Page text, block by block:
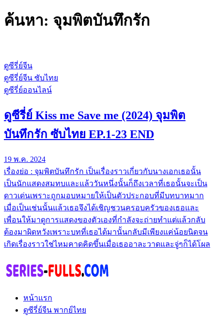
ค้นหา: จุมพิตบันทึกรัก
ดูซีรี่ย์จีน
ดูซีรี่ย์จีน ซับไทย
ดูซีรี่ย์ออนไลน์
ดูซีรี่ย์ Kiss me Save me (2024) จุมพิต
บันทึกรัก ซับไทย EP.1-23 END
19 พ.ค. 2024
เรื่องย่อ : จุมพิตบันทึกรัก เป็นเรื่องราวเกี่ยวกับนางเอกเธอนั้น
เป็นนักแสดงสมทบและแล้ววันหนึ่งนั้นก็ถึงเวลาที่เธอนั้นจะเป็น
ดาวเด่นเพราะถูกมอบหมายให้เป็นตัวประกอบที่มีบทบาทมาก
เมื่อเป็นเช่นนั้นแล้วเธอจึงได้เชิญชวนครอบครัวของเธอและ
เพื่อนให้มาดูการแสดงของตัวเองที่กำลังจะถ่ายทำแต่แล้วกลับ
ต้องมาผิดหวังเพราะบทที่เธอได้มานั้นกลับมีเพียงแค่น้อยนิดจน
เกิดเรื่องราวใช่ไหมคาดคิดขึ้นเมื่อเธออาละวาดและจู่ๆก็ได้โผล
หน้าแรก
ดูซีรี่ย์จีน พากย์ไทย